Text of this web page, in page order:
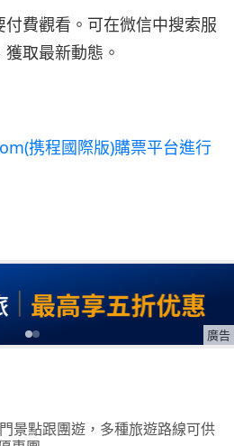
費觀看。可在微信中搜索服
取最新動態。
携程國際版)購票平台進行
廣告
景點跟團遊，多種旅遊路線可供